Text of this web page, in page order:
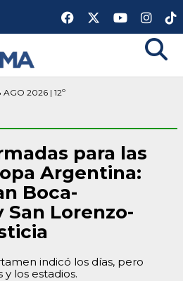
2026 | 12º
para las
Argentina:
Boca-
Lorenzo-
indicó los días, pero
y los estadios.